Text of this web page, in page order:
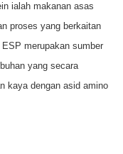
ialah makanan asas
proses yang berkaitan
merupakan sumber
yang secara
kaya dengan asid amino